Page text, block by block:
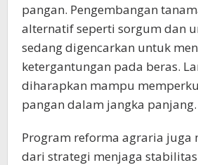
pangan. Pengembangan
alternatif seperti sorgum dan
sedang digencarkan untuk
ketergantungan pada beras.
diharapkan mampu
pangan dalam jangka panjang.
Program reforma agraria juga
dari strategi menjaga